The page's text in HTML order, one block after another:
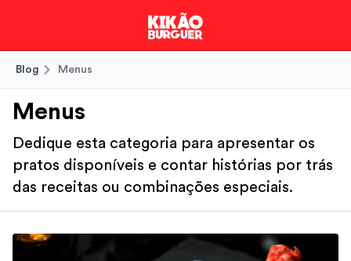
Blog Menus
Menus
Dedique esta categoria para apresentar os
pratos disponíveis e contar histórias por trás
das receitas ou combinações especiais.